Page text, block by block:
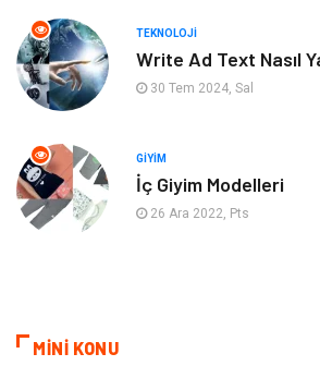
Maden ve Metal
Bahçe Ev
Nakliyat
Endüstriyel Ürünler
TEKNOLOJI
Write Ad Text Nasıl
30 Tem 2024, Sal
GIYIM
İç Giyim Modelleri
26 Ara 2022, Pts
MİNİ KONU